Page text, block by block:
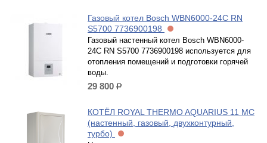
Газовый котел Bosch WBN6000-24C RN
S5700 7736900198
Газовый настенный котел Bosch WBN6000-
24C RN S5700 7736900198 используется для
отопления помещений и подготовки горячей
воды.
29 800 р.
КОТЁЛ ROYAL THERMO AQUARIUS 11 MC
(настенный, газовый, двухконтурный,
турбо)